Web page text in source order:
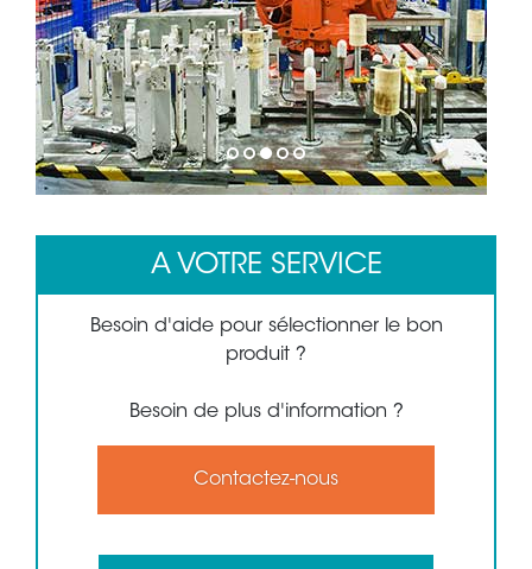
1 2 3 4 5
A VOTRE SERVICE
Besoin d'aide pour sélectionner le bon
produit ?
Besoin de plus d'information ?
Contactez-nous